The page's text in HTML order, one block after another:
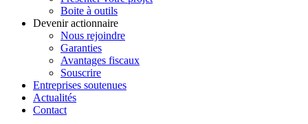
Boite à outils
Devenir actionnaire
Nous rejoindre
Garanties
Avantages fiscaux
Souscrire
Entreprises soutenues
Actualités
Contact